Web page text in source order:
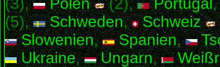
(5),
Schweden, Schweiz
Slowenien, Spanien,
Ukraine, Ungarn,